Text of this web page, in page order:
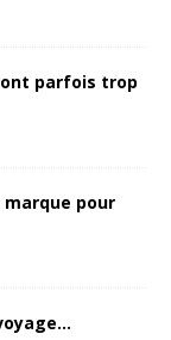
parfois trop
pour